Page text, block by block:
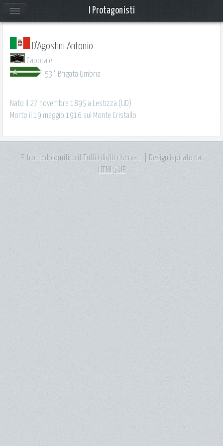
D'Agostini Antonio
Caporale
53° Brigata Umbria
Nato il 27 novembre 1895 a Lestizza (UD)
Morto il 19 maggio 1916 sul Monte Cristallo
© frontedolomitico.it Tutti i diritti riservati. | Design ispirato da:
HTML5 UP
I Protagonisti